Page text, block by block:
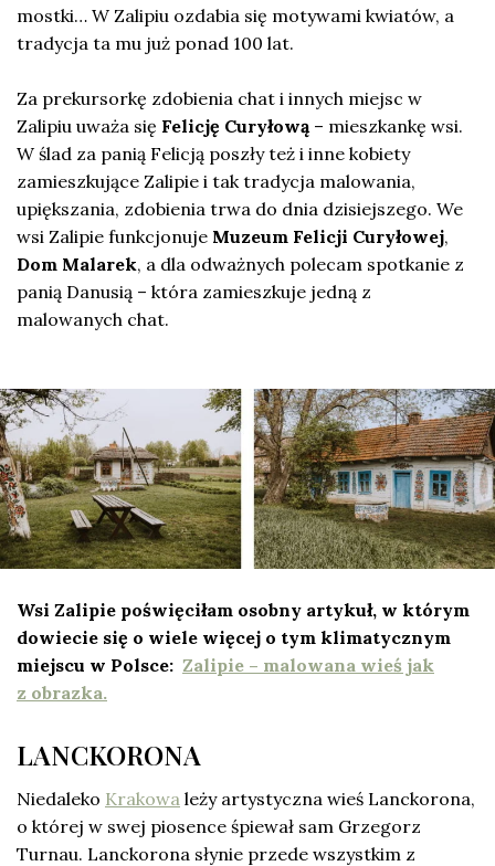
mostki… W Zalipiu ozdabia się motywami kwiatów, a
tradycja ta mu już ponad 100 lat.
Za prekursorkę zdobienia chat i innych miejsc w
Zalipiu uważa się Felicję Curyłową – mieszkankę wsi.
W ślad za panią Felicją poszły też i inne kobiety
zamieszkujące Zalipie i tak tradycja malowania,
upiększania, zdobienia trwa do dnia dzisiejszego. We
wsi Zalipie funkcjonuje Muzeum Felicji Curyłowej,
Dom Malarek, a dla odważnych polecam spotkanie z
panią Danusią – która zamieszkuje jedną z
malowanych chat.
Wsi Zalipie poświęciłam osobny artykuł, w którym
dowiecie się o wiele więcej o tym klimatycznym
miejscu w Polsce: Zalipie – malowana wieś jak
z obrazka.
LANCKORONA
Niedaleko Krakowa leży artystyczna wieś Lanckorona,
o której w swej piosence śpiewał sam Grzegorz
Turnau. Lanckorona słynie przede wszystkim z